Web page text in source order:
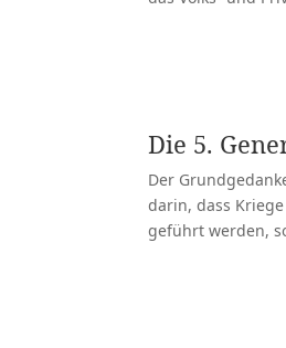
Die 5.
Der
darin, dass
geführt werden,